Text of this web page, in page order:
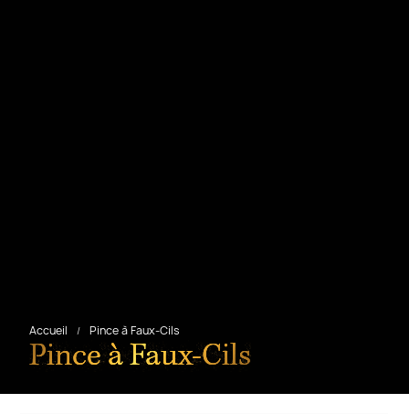
Accueil Pince à Faux-Cils
Pince à Faux-Cils